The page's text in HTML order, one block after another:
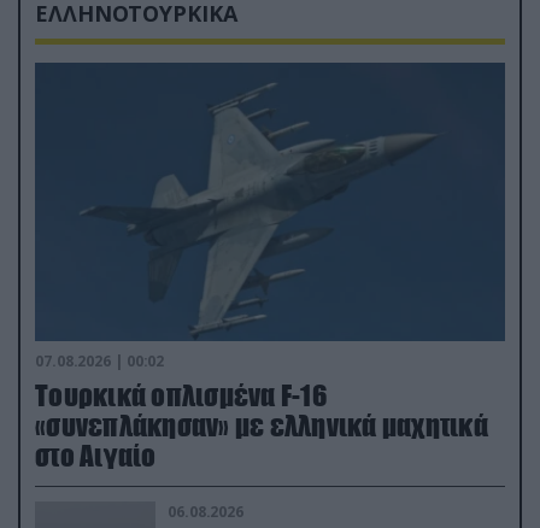
ΕΛΛΗΝΟΤΟΥΡΚΙΚΑ
07.08.2026 | 00:02
Τουρκικά οπλισμένα F-16
«συνεπλάκησαν» με ελληνικά μαχητικά
στο Αιγαίο
06.08.2026